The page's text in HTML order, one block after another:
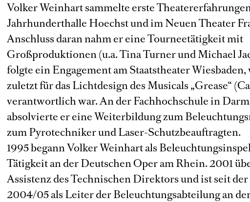
Volker Weinhart sammelte erste
Jahrhunderthalle Hoechst und im Neuen Theater
Anschluss daran nahm er eine Tourneetätigkeit mit
Großproduktionen (u.a. Tina Turner und Michael
folgte ein Engagement am Staatstheater
zuletzt für das Lichtdesign des Musicals „Grease“
verantwortlich war. An der Fachhochschule in
absolvierte er eine Weiterbildung zum
zum Pyrotechniker und Laser-Schutzbeauftragten.
1995 begann Volker Weinhart als
Tätigkeit an der Deutschen Oper am Rhein. 2001
Assistenz des Technischen Direktors und ist seit der
2004/05 als Leiter der Beleuchtungsabteilung an